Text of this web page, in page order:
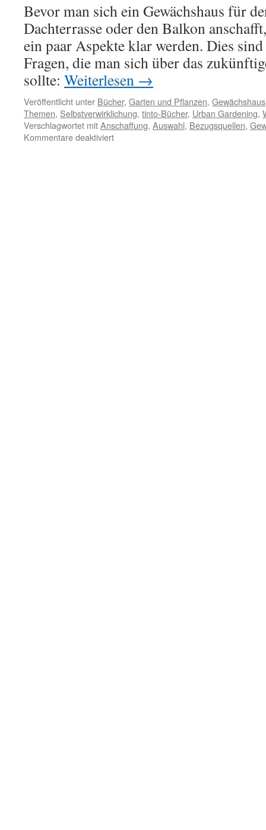
Bevor man sich ein Gewächshaus für
Dachterrasse oder den Balkon
ein paar Aspekte klar werden. Dies
Fragen, die man sich über das
sollte: Weiterlesen →
Veröffentlicht unter Bücher, Garten und Pflanzen, Gewächshaus
Themen, Selbstverwirklichung, tinto-Bücher, Urban Gardening,
Verschlagwortet mitAnschaffung, Auswahl, Bezugsquellen,
Kommentare deaktiviert